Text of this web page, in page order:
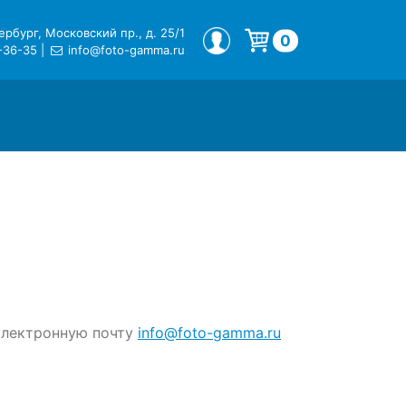
Московский пр., д. 25/1
36-35
info@foto-gamma.ru
МОЙ ПРОФИЛЬ 0
почту info@foto-gamma.ru